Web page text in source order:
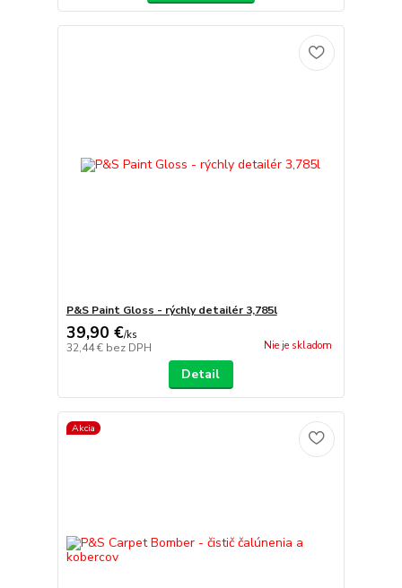
P&S Paint Gloss - rýchly detailér 3,785l
39,90 €/ks
32,44 € bez DPH Nie je skladom
Detail
Akcia